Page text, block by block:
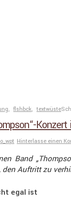
, flshbck, textwüste
Hinterlasse einen
Band
Auftritt zu
egal ist